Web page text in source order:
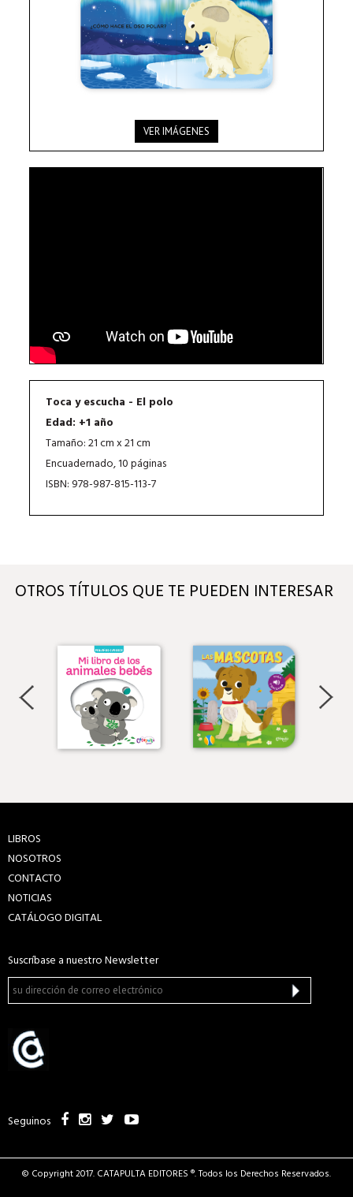
VER IMÁGENES
Toca y escucha - El polo
Edad: +1 año
Tamaño: 21 cm x 21 cm
Encuadernado, 10 páginas
ISBN: 978-987-815-113-7
OTROS TÍTULOS QUE TE PUEDEN INTERESAR
LIBROS
NOSOTROS
CONTACTO
NOTICIAS
CATÁLOGO DIGITAL
Suscríbase a nuestro Newsletter
Seguinos
© Copyright 2017. CATAPULTA EDITORES ®. Todos los Derechos Reservados.